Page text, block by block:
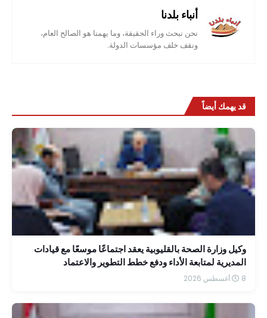
أنباء بلدنا
نحن نبحث وراء الحقيقة، وما يهمنا هو الصالح العام،
ونقف خلف مؤسسات الدولة.
قد يهمك أيضاً
وكيل وزارة الصحة بالقليوبية يعقد اجتماعًا موسعًا مع قيادات
المديرية لمتابعة الأداء ودفع خطط التطوير والاعتماد
8 أغسطس 2026